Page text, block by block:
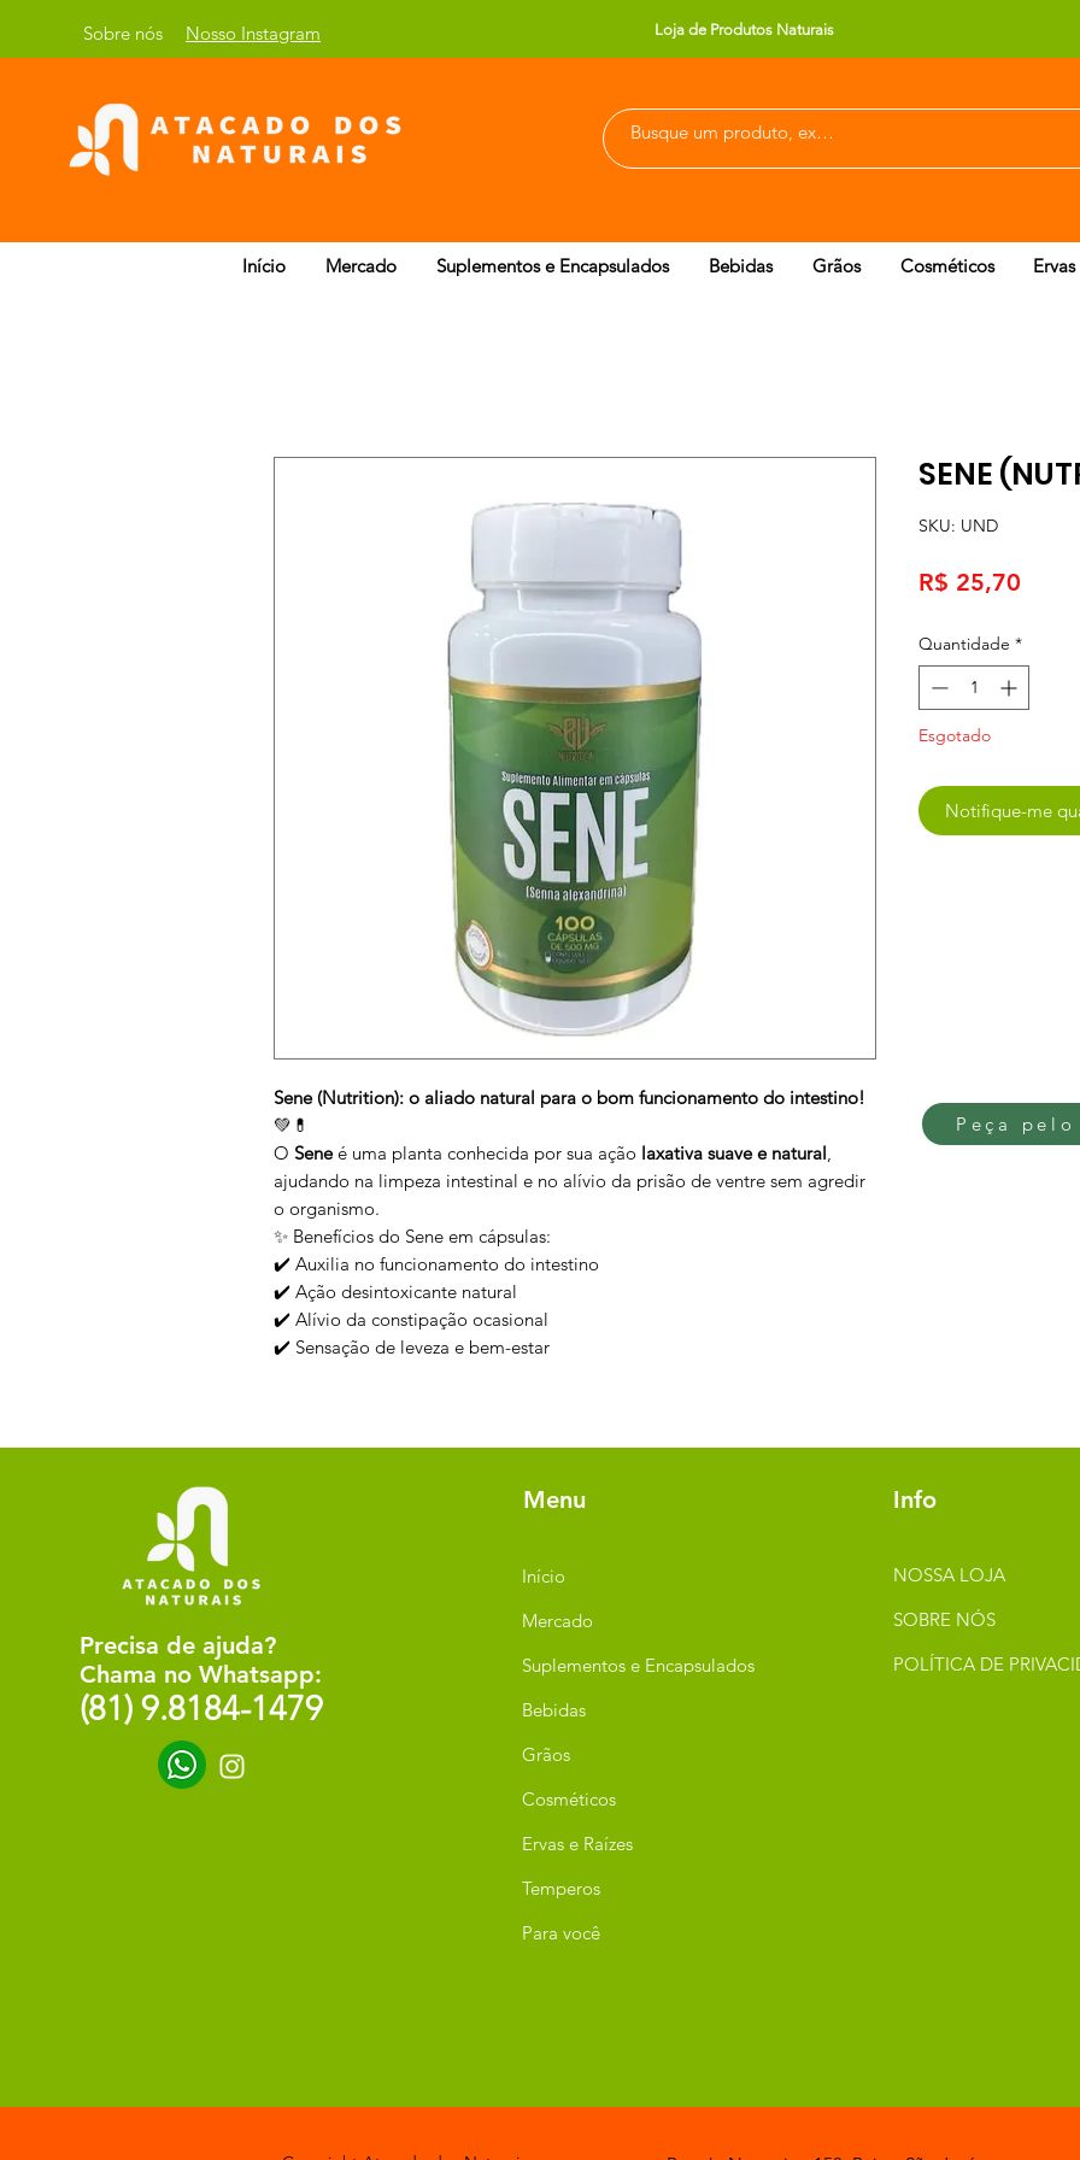
Sobre nós Nosso Instagram Loja de Produtos Naturais
Início Mercado Suplementos e Encapsulados Bebidas Grãos Cosméticos
Sene (Nutrition): o aliado natural para o bom funcionamento do intestino!
💚💊
O Seneé uma planta conhecida por sua ação laxativa suave e natural,
ajudando na limpeza intestinal e no alívio da prisão de ventre sem agredir
o organismo.
✨ Benefícios do Sene em cápsulas:
✔️ Auxilia no funcionamento do intestino
✔️ Ação desintoxicante natural
✔️ Alívio da constipação ocasional
✔️ Sensação de leveza e bem-estar
SENE
SKU: UND
R$ 25,70
Quantidade *
Esgotado
Notifique-me
Peça pelo
Precisa de ajuda?
Chama no Whatsapp:
(81) 9.8184-1479
Menu
Início
Mercado
Suplementos e Encapsulados
Bebidas
Grãos
Cosméticos
Ervas e Raízes
Temperos
Para você
Info
NOSSA LOJA
SOBRE NÓS
POLÍTICA DE